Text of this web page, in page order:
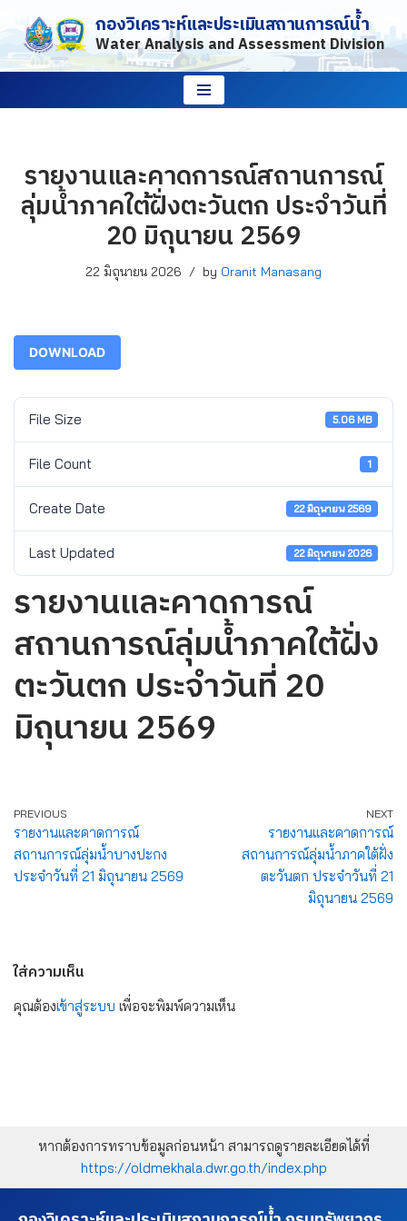
Skip
to
กองวิเคราะห์และประเมินสถานการณ์น้ำ
Water Analysis and Assessment Division
รายงานและคาดการณ์สถานการณ์
ลุ่มน้ำภาคใต้ฝั่งตะวันตก ประจำวันที่
20 มิถุนายน 2569
22 มิถุนายน 2026 by Oranit Manasang
DOWNLOAD
File Size 5.06 MB
File Count 1
Create Date 22 มิถุนายน 2569
Last Updated 22 มิถุนายน 2026
รายงานและคาดการณ์
สถานการณ์ลุ่มน้ำภาคใต้ฝั่ง
ตะวันตก ประจำวันที่ 20
มิถุนายน 2569
PREVIOUS
รายงานและคาดการณ์
สถานการณ์ลุ่มน้ำบางปะกง
ประจำวันที่ 21 มิถุนายน 2569
NEXT
รายงานและคาดการณ์
สถานการณ์ลุ่มน้ำภาคใต้ฝั่ง
ตะวันตก ประจำวันที่ 21
มิถุนายน 2569
ใส่ความเห็น
คุณต้องเข้าสู่ระบบ เพื่อจะพิมพ์ความเห็น
หากต้องการทราบข้อมูลก่อนหน้า สามารถดูรายละเอียดได้ที่
https://oldmekhala.dwr.go.th/index.php